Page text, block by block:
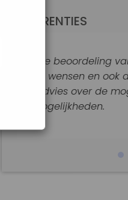
REFERENTIES
van onze
ook duidelijk en
mogelijkheden